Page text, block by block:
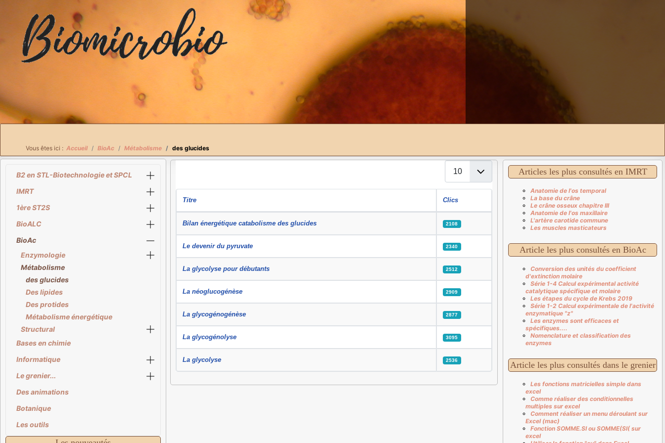
Vous êtes ici : Accueil BioAc Métabolisme des glucides
B2 en STL-Biotechnologie et SPCL
IMRT
1ère ST2S
BioALC
BioAc
Enzymologie
Métabolisme
des glucides
Des lipides
Des protides
Métabolisme énergétique
Structural
Bases en chimie
Informatique
Le grenier...
Des animations
Botanique
Les outils
Affichage #
Titre Clics
Bilan énergétique catabolisme des glucides 2108
Le devenir du pyruvate 2340
La glycolyse pour débutants 2512
La néoglucogénèse 2909
La glycogénogénèse 2877
La glycogénolyse 3095
La glycolyse 2536
Articles les plus consultés en IMRT
Anatomie de l'os temporal
La base du crâne
Le crâne osseux chapitre III
Anatomie de l'os maxillaire
L'artère carotide commune
Les muscles masticateurs
Article les plus consultés en BioAc
Conversion des unités du coefficient
d'extinction molaire
Série 1-4 Calcul expérimental activité
catalytique spécifique et molaire
Les étapes du cycle de Krebs 2019
Série 1-2 Calcul expérimentale de l'activité
enzymatique "z"
Les enzymes sont efficaces et
spécifiques....
Nomenclature et classification des
enzymes
Article les plus consultés dans le grenier
Les fonctions matricielles simple dans
excel
Comme réaliser des conditionnelles
multiples sur excel
Comment réaliser un menu déroulant sur
Excel (mac)
Fonction SOMME.SI ou SOMME(SI( sur
excel